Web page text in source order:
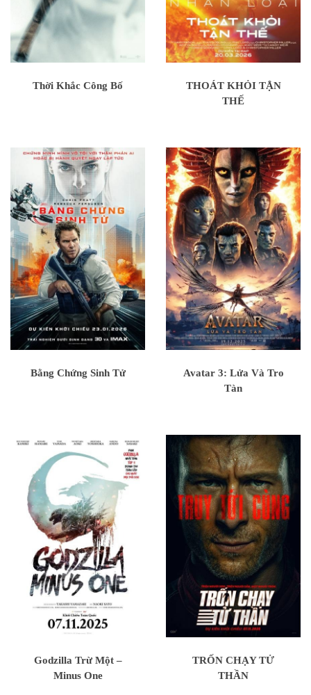
Thời Khắc Công Bố
THOÁT KHỎI TẬN
THẾ
Bằng Chứng Sinh Tử
Avatar 3: Lửa Và Tro
Tàn
Godzilla Trừ Một –
Minus One
TRỐN CHẠY TỬ
THẦN